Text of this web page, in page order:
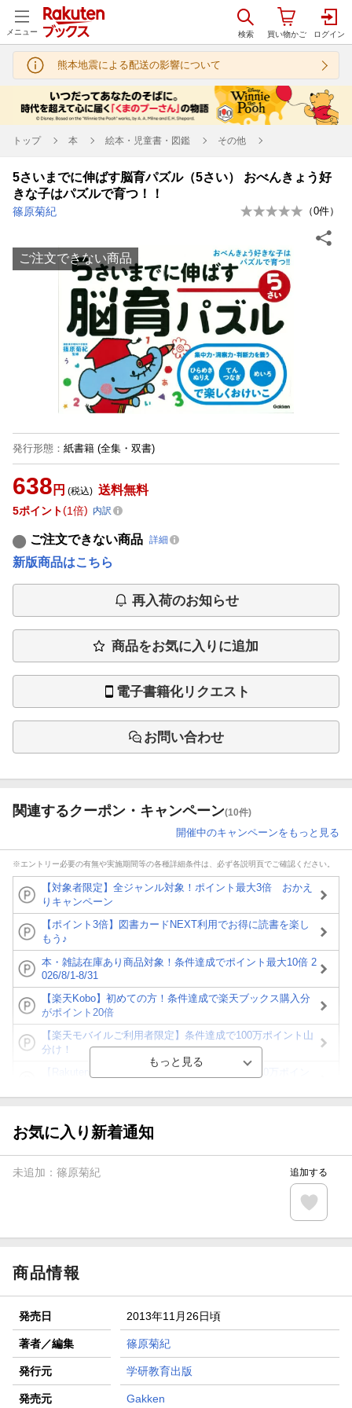
メニュー
熊本地震による配送の影響について
トップ 本 絵本・児童書・図鑑 その他
5さいまでに伸ばす脳育パズル（5さい） おべんきょう好
きな子はパズルで育つ！！
篠原菊紀 （0件）
ご注文できない商品
発行形態 ： 紙書籍 (全集・双書)
638 円 (税込) 送料無料
5ポイント 1倍 内訳
ご注文できない商品 詳細
新版商品はこちら
再入荷のお知らせ
商品をお気に入りに追加
電子書籍化リクエスト
お問い合わせ
関連するクーポン・キャンペーン(10件)
開催中のキャンペーンをもっと見る
※エントリー必要の有無や実施期間等の各種詳細条件は、必ず各説明頁でご確認ください。
【対象者限定】全ジャンル対象！ポイント最大3倍 おかえ
りキャンペーン
【ポイント3倍】図書カードNEXT利用でお得に読書を楽し
もう♪
本・雑誌在庫あり商品対象！条件達成でポイント最大10倍 2
026/8/1-8/31
【楽天Kobo】初めての方！条件達成で楽天ブックス購入分
がポイント20倍
【楽天モバイルご利用者限定】条件達成で100万ポイント山
分け！
が当たる！
楽天モバイル紹介キャンペーンの拡散で300円OFFクーポン
条件達成で楽天限定・宝塚歌劇 宙組貸切公演ペアチケット
お気に入り新着通知
未追加： 篠原菊紀 追加する
商品情報
発売日 2013年11月26日頃
著者／編集 篠原菊紀
発行元 学研教育出版
発売元 Gakken